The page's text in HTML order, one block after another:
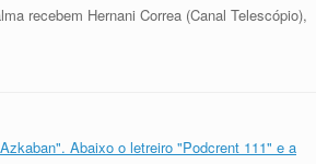
recebem Hernani Correa (Canal Telescópio),